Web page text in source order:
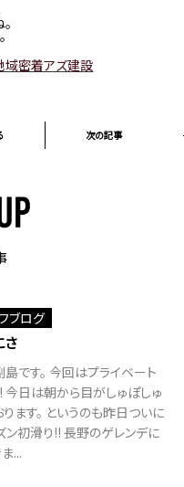
域密着アズ建設
次の記事
ブログ
さ
島です。 今回はプライベート
今日は朝から目がしゅぽしゅ
ります。 というのも昨日ついに
ン初滑り!! 長野のゲレンデに
...